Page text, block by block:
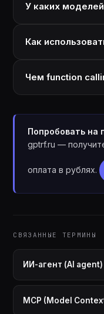
У каких
Как
Чем function
Попробовать на
gptrf.ru —
оплата в рублях.
СВЯЗАННЫЕ ТЕРМИНЫ
ИИ-агент (AI agent)
MCP (Model